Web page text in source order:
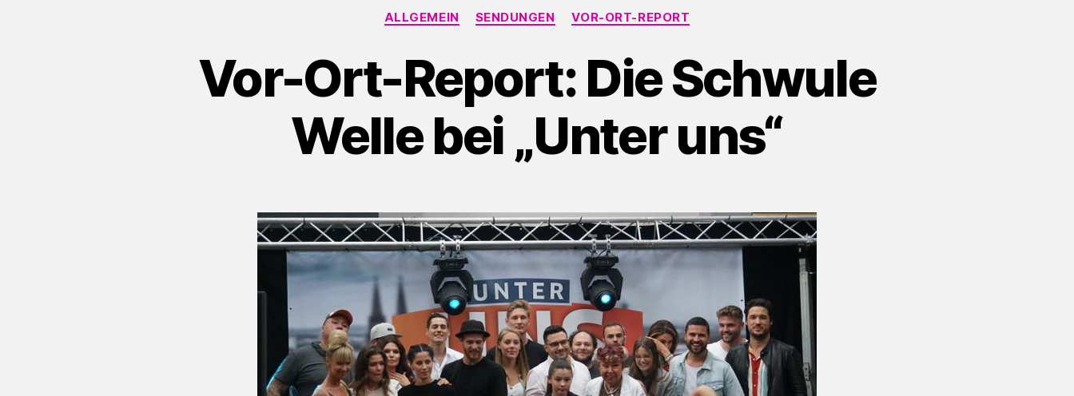
Kategorien
ALLGEMEIN SENDUNGEN VOR-ORT-REPORT
Vor-Ort-Report: Die Schwule
Welle bei „Unter uns“